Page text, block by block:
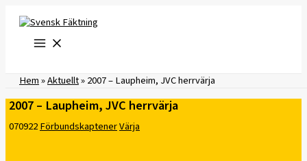
innehåll
Hem»Aktuellt»2007 – Laupheim, JVC herrvärja
2007 – Laupheim, JVC herrvärja
070922FörbundskaptenerVärja